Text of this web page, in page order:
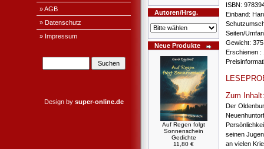
» AGB
» Datenschutz
» Impressum
Design by super-online.de
Autoren/Hrsg.
Neue Produkte
Auf Regen folgt
Sonnenschein
Gedichte
11,80 €
ISBN:
Einband:
Seiten/
Gewicht:
Erschienen :
Zum Inhalt:
Der
seinen
an vielen